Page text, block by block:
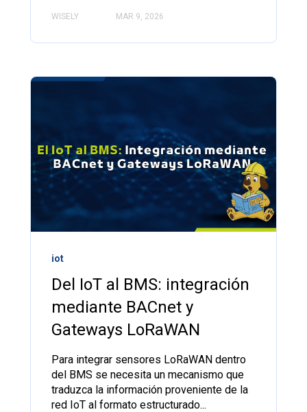
WISELY MAR 9, 2026
iot
Del IoT al BMS: integración
mediante BACnet y
Gateways LoRaWAN
Para integrar sensores LoRaWAN dentro
del BMS se necesita un mecanismo que
traduzca la información proveniente de la
red IoT al formato estructurado...